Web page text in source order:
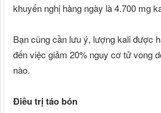
khuyến nghị hàng ngày là 4.700 mg
Bạn cũng cần lưu ý, lượng kali được
đến việc giảm 20% nguy cơ tử vong
nào.
Điều trị táo bón